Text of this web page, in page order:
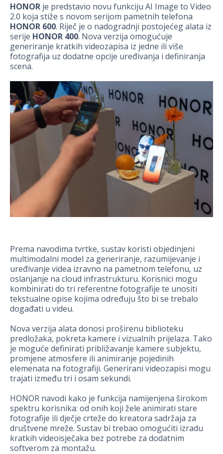
HONOR je predstavio novu funkciju AI Image to Video
2.0 koja stiže s novom serijom pametnih telefona
HONOR 600. Riječ je o nadogradnji postojećeg alata iz
serije HONOR 400. Nova verzija omogućuje
generiranje kratkih videozapisa iz jedne ili više
fotografija uz dodatne opcije uređivanja i definiranja
scena.
Prema navodima tvrtke, sustav koristi objedinjeni
multimodalni model za generiranje, razumijevanje i
uređivanje videa izravno na pametnom telefonu, uz
oslanjanje na cloud infrastrukturu. Korisnici mogu
kombinirati do tri referentne fotografije te unositi
tekstualne opise kojima određuju što bi se trebalo
događati u videu.
Nova verzija alata donosi proširenu biblioteku
predložaka, pokreta kamere i vizualnih prijelaza. Tako
je moguće definirati približavanje kamere subjektu,
promjene atmosfere ili animiranje pojedinih
elemenata na fotografiji. Generirani videozapisi mogu
trajati između tri i osam sekundi.
HONOR navodi kako je funkcija namijenjena širokom
spektru korisnika: od onih koji žele animirati stare
fotografije ili dječje crteže do kreatora sadržaja za
društvene mreže. Sustav bi trebao omogućiti izradu
kratkih videoisječaka bez potrebe za dodatnim
softverom za montažu.